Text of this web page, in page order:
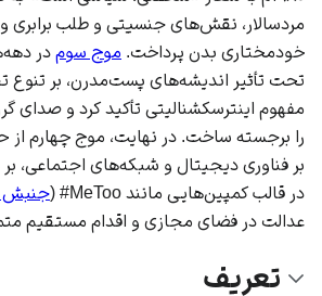
مردسالار ، نقش‌های جنسیتی و طلب برابری
خودمختاری بدن پرداخت. موج سوم
تحت تأثیر اندیشه‌های پست‌مدرن، بر تنوع
مفهوم اینترسکشنالیتی تأکید کرد و صدای
را برجسته ساخت. در نهایت، موج چهارم
بر فناوری دیجیتال و شبکه‌های اجتماعی،
در قالب کمپین‌هایی مانند MeToo# (
جنبش
عدالت در فضای مجازی و اقدام مستقیم
تعریف